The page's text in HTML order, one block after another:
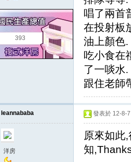
393
唱了兩首
在投射板
油上顏色.
吃小食在
了一啖水.
跟住老師
leannababa
洋房
發表於 12-8-
原來如此
知